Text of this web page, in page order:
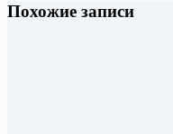
Похожие записи